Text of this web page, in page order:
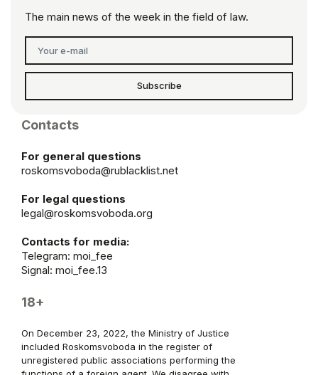
The main news of the week in the field of law.
Subscribe
Contacts
For general questions
roskomsvoboda@rublacklist.net
For legal questions
legal@roskomsvoboda.org
Contacts for media:
Telegram: moi_fee
Signal: moi_fee.13
18+
On December 23, 2022, the Ministry of Justice
included Roskomsvoboda in the register of
unregistered public associations performing the